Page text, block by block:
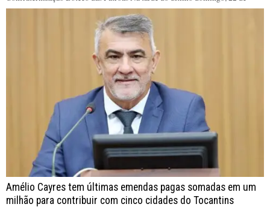
Amélio Cayres tem últimas emendas pagas somadas em um
milhão para contribuir com cinco cidades do Tocantins